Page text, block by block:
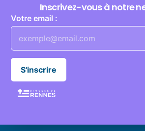
Inscrivez-vous à notre
Votre email :
S'inscrire